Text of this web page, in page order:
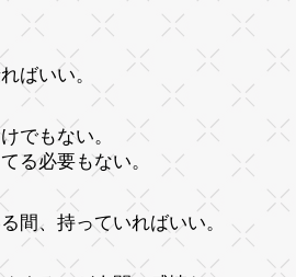
ばいい。
でもない。
る必要もない。
間、持っていればいい。